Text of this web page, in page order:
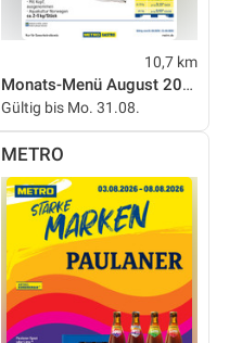
10,7 km
Monats-Menü August 2026
Gültig bis Mo. 31.08.
METRO